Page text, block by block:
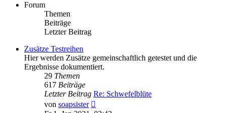
Forum
Themen
Beiträge
Letzter Beitrag
Zusätze Testreihen
Hier werden Zusätze gemeinschaftlich getestet und die
Ergebnisse dokumentiert.
29 Themen
617 Beiträge
Letzter Beitrag Re: Schwefelblüte
von soapsister